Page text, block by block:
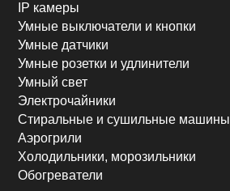
IP камеры
Умные выключатели и кнопки
Умные датчики
Умные розетки и удлинители
Умный свет
Электрочайники
Стиральные и сушильные машины
Аэрогрили
Холодильники, морозильники
Обогреватели